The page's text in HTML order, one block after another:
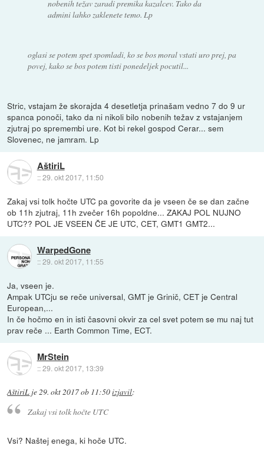
nobenih težav zaradi premika kazalcev. Tako da
admini lahko zaklenete temo. Lp
oglasi se potem spet spomladi, ko se bos moral vstati uro prej, pa
povej, kako se bos potem tisti ponedeljek pocutil...
Stric, vstajam že skorajda 4 desetletja prinašam vedno 7 do 9 ur
spanca ponoči, tako da ni nikoli bilo nobenih težav z vstajanjem
zjutraj po spremembi ure. Kot bi rekel gospod Cerar... sem
Slovenec, ne jamram. Lp
AštiriL
::29. okt 2017, 11:50
Zakaj vsi tolk hočte UTC pa govorite da je vseen če se dan začne
ob 11h zjutraj, 11h zvečer 16h popoldne... ZAKAJ POL NUJNO
UTC?? POL JE VSEEN ČE JE UTC, CET, GMT1 GMT2...
WarpedGone
::29. okt 2017, 11:55
Ja, vseen je.
Ampak UTCju se reče universal, GMT je Grinič, CET je Central
European,...
In če hočmo en in isti časovni okvir za cel svet potem se mu naj tut
prav reče ... Earth Common Time, ECT.
MrStein
::29. okt 2017, 13:39
AštiriL je29. okt 2017 ob 11:50izjavil:
Zakaj vsi tolk hočte UTC
Vsi? Naštej enega, ki hoče UTC.